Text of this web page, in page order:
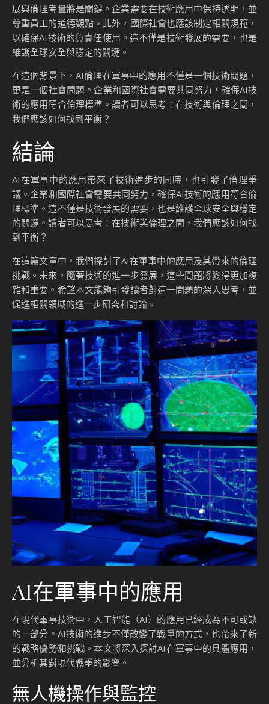
展與倫理考量將是關鍵。企業需要在技術應用中保持透明，並
尊重員工的道德觀點。此外，國際社會也應該制定相關規範，
以確保AI技術的負責任使用。這不僅是技術發展的需要，也是
維護全球安全與穩定的關鍵。
在這個背景下，AI倫理在軍事中的應用不僅是一個技術問題，
更是一個社會問題。企業和國際社會需要共同努力，確保AI技
術的應用符合倫理標準。讀者可以思考：在技術與倫理之間，
我們應該如何找到平衡？
結論
AI在軍事中的應用帶來了技術進步的同時，也引發了倫理爭
議。企業和國際社會需要共同努力，確保AI技術的應用符合倫
理標準。這不僅是技術發展的需要，也是維護全球安全與穩定
的關鍵。讀者可以思考：在技術與倫理之間，我們應該如何找
到平衡？
在這篇文章中，我們探討了AI在軍事中的應用及其帶來的倫理
挑戰。未來，隨著技術的進一步發展，這些問題將變得更加複
雜和重要。希望本文能夠引發讀者對這一問題的深入思考，並
促進相關領域的進一步研究和討論。
AI在軍事中的應用
在現代軍事技術中，人工智能（AI）的應用已經成為不可或缺
的一部分。AI技術的進步不僅改變了戰爭的方式，也帶來了新
的戰略優勢和挑戰。本文將深入探討AI在軍事中的具體應用，
並分析其對現代戰爭的影響。
無人機操作與監控